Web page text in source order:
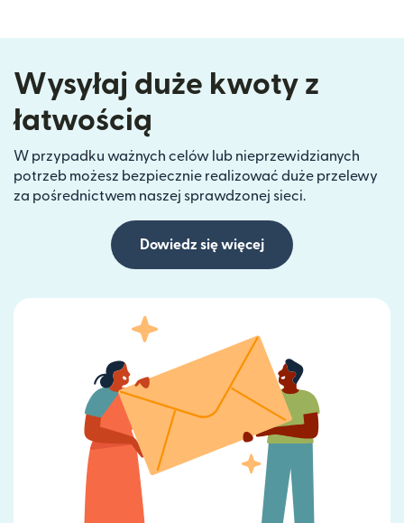
Wysyłaj duże kwoty z
łatwością
W przypadku ważnych celów lub nieprzewidzianych
potrzeb możesz bezpiecznie realizować duże przelewy
za pośrednictwem naszej sprawdzonej sieci.
Dowiedz się więcej